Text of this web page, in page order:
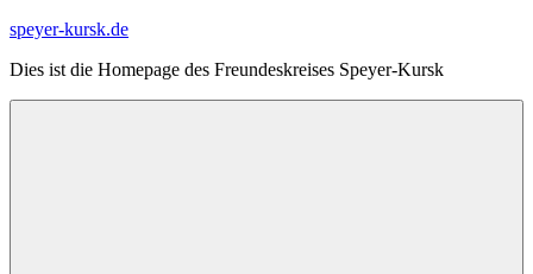
Zum
springen
speyer-kursk.de
Dies ist die Homepage des Freundeskreises Speyer-Kursk